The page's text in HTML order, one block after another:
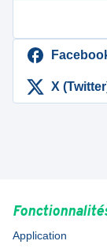
X
Application